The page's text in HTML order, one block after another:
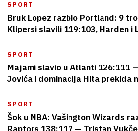
SPORT
Bruk Lopez razbio Portland: 9
Klipersi slavili 119:103, Harden i
SPORT
Majami slavio u Atlanti 126:111
Jovića i dominacija Hita prekida
SPORT
Šok u NBA: Vašington Wizards
Raptors 138:117 — Tristan